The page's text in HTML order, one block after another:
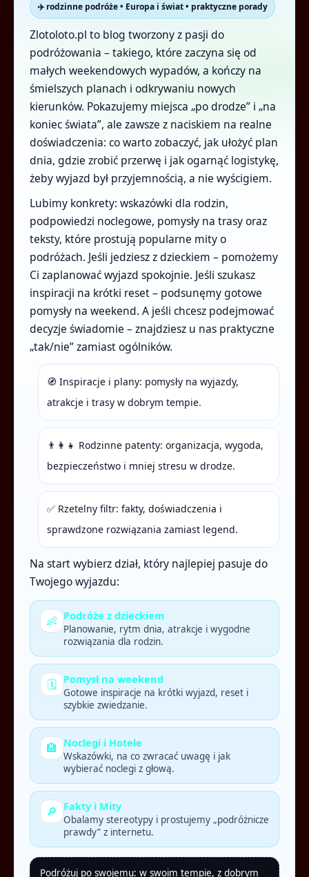
✈️ rodzinne podróże • Europa i świat • praktyczne porady
Zlotoloto.pl to blog tworzony z pasji do
podróżowania – takiego, które zaczyna się od
małych weekendowych wypadów, a kończy na
śmielszych planach i odkrywaniu nowych
kierunków. Pokazujemy miejsca „po drodze” i „na
koniec świata”, ale zawsze z naciskiem na realne
doświadczenia: co warto zobaczyć, jak ułożyć plan
dnia, gdzie zrobić przerwę i jak ogarnąć logistykę,
żeby wyjazd był przyjemnością, a nie wyścigiem.
Lubimy konkrety: wskazówki dla rodzin,
podpowiedzi noclegowe, pomysły na trasy oraz
teksty, które prostują popularne mity o
podróżach. Jeśli jedziesz z dzieckiem – pomożemy
Ci zaplanować wyjazd spokojnie. Jeśli szukasz
inspiracji na krótki reset – podsunęmy gotowe
pomysły na weekend. A jeśli chcesz podejmować
decyzje świadomie – znajdziesz u nas praktyczne
„tak/nie” zamiast ogólników.
🧭 Inspiracje i plany: pomysły na wyjazdy,
atrakcje i trasy w dobrym tempie.
👨‍👩‍👧 Rodzinne patenty: organizacja, wygoda,
bezpieczeństwo i mniej stresu w drodze.
✅ Rzetelny filtr: fakty, doświadczenia i
sprawdzone rozwiązania zamiast legend.
Na start wybierz dział, który najlepiej pasuje do
Twojego wyjazdu:
👶 Podróże z dzieckiem
Planowanie, rytm dnia, atrakcje i wygodne
rozwiązania dla rodzin.
🗓️ Pomysł na weekend
Gotowe inspiracje na krótki wyjazd, reset i
szybkie zwiedzanie.
🏨 Noclegi i Hotele
Wskazówki, na co zwracać uwagę i jak
wybierać noclegi z głową.
🔎 Fakty i Mity
Obalamy stereotypy i prostujemy „podróżnicze
prawdy” z internetu.
Podróżuj po swojemu: w swoim tempie, z dobrym